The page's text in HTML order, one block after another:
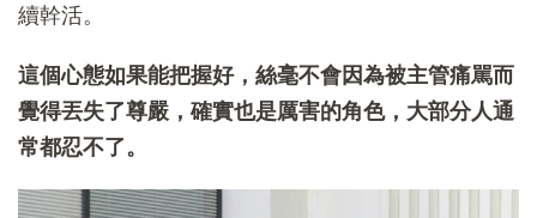
續幹活。
這個心態如果能把握好，絲毫不會因為被主管痛駡而
覺得丟失了尊嚴，確實也是厲害的角色，大部分人通
常都忍不了。